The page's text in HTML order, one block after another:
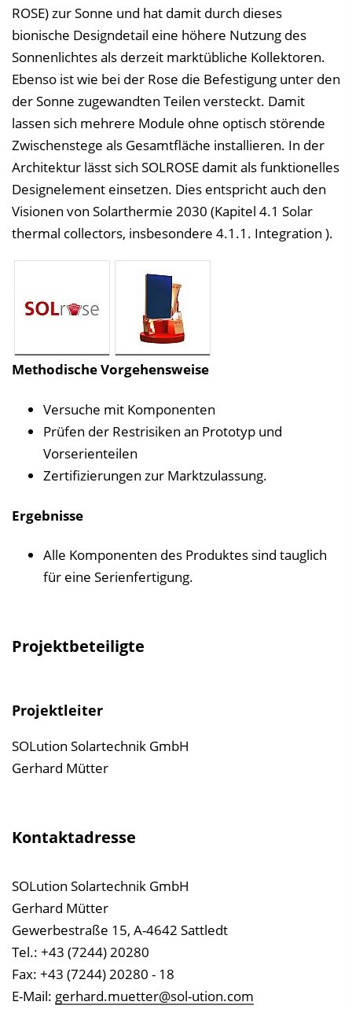
ROSE) zur Sonne und hat damit durch dieses
bionische Designdetail eine höhere Nutzung des
Sonnenlichtes als derzeit marktübliche Kollektoren.
Ebenso ist wie bei der Rose die Befestigung unter den
der Sonne zugewandten Teilen versteckt. Damit
lassen sich mehrere Module ohne optisch störende
Zwischenstege als Gesamtfläche installieren. In der
Architektur lässt sich SOLROSE damit als funktionelles
Designelement einsetzen. Dies entspricht auch den
Visionen von Solarthermie 2030 (Kapitel 4.1 Solar
thermal collectors, insbesondere 4.1.1. Integration ).
Methodische Vorgehensweise
Versuche mit Komponenten
Prüfen der Restrisiken an Prototyp und
Vorserienteilen
Zertifizierungen zur Marktzulassung.
Ergebnisse
Alle Komponenten des Produktes sind tauglich
für eine Serienfertigung.
Projektbeteiligte
Projektleiter
SOLution Solartechnik GmbH
Gerhard Mütter
Kontaktadresse
SOLution Solartechnik GmbH
Gerhard Mütter
Gewerbestraße 15, A-4642 Sattledt
Tel.: +43 (7244) 20280
Fax: +43 (7244) 20280 - 18
E-Mail: gerhard.muetter@sol-ution.com